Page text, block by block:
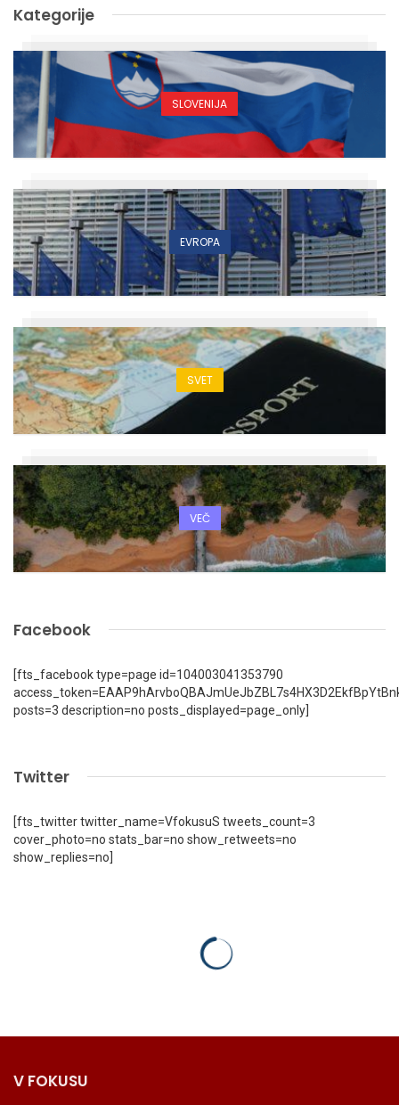
Kategorije
SLOVENIJA
EVROPA
SVET
VEČ
Facebook
[fts_facebook type=page id=104003041353790
posts=3 description=no posts_displayed=page_only]
Twitter
[fts_twitter twitter_name=VfokusuS tweets_count=3
cover_photo=no stats_bar=no show_retweets=no
show_replies=no]
V FOKUSU